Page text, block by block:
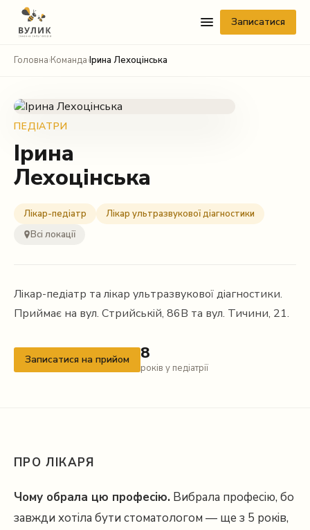
Записатися
Головна›Команда›Ірина Лехоцінська
ПЕДІАТРИ
Ірина
Лехоцінська
Лікар-педіатр
Лікар ультразвукової діагностики
Всі локації
Лікар-педіатр та лікар ультразвукової діагностики.
Приймає на вул. Стрийській, 86В та вул. Тичини, 21.
Записатися на прийом 8
років у педіатрії
ПРО ЛІКАРЯ
Чому обрала цю професію. Вибрала професію, бо
завжди хотіла бути стоматологом — ще з 5 років,
Telegram
Viber
WhatsApp
Instagram